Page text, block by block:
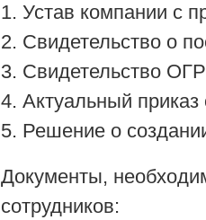
Устав компании с
Cвидетельство о
Cвидетельство
Актуальный приказ
Решение о
Документы,
сотрудников: